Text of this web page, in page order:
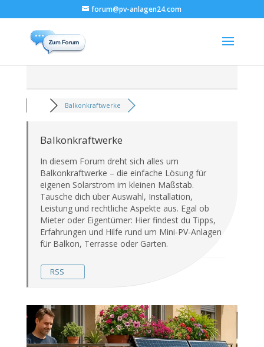
forum@pv-anlagen24.com
Balkonkraftwerke
Balkonkraftwerke
In diesem Forum dreht sich alles um
Balkonkraftwerke – die einfache Lösung für
eigenen Solarstrom im kleinen Maßstab.
Tausche dich über Auswahl, Installation,
Leistung und rechtliche Aspekte aus. Egal ob
Mieter oder Eigentümer: Hier findest du Tipps,
Erfahrungen und Hilfe rund um Mini-PV-Anlagen
für Balkon, Terrasse oder Garten.
RSS